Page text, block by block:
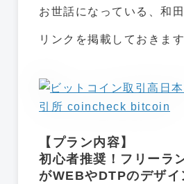
お世話になっている、和
リンクを掲載しておきます
【プラン内容】
初心者推奨！フリーラ
がWEBやDTPのデザイ